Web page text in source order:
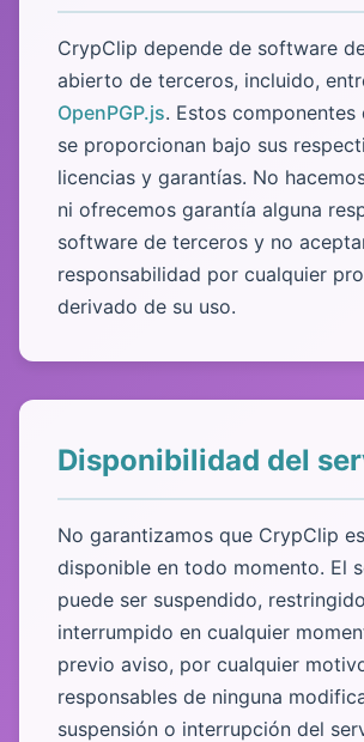
CrypClip depende de software
abierto de terceros, incluido,
OpenPGP.js. Estos componentes
se proporcionan bajo sus
licencias y garantías. No
ni ofrecemos garantía alguna
software de terceros y no
responsabilidad por cualquier
derivado de su uso.
Disponibilidad del
No garantizamos que CrypClip
disponible en todo momento. El
puede ser suspendido,
interrumpido en cualquier
previo aviso, por cualquier
responsables de ninguna
suspensión o interrupción del